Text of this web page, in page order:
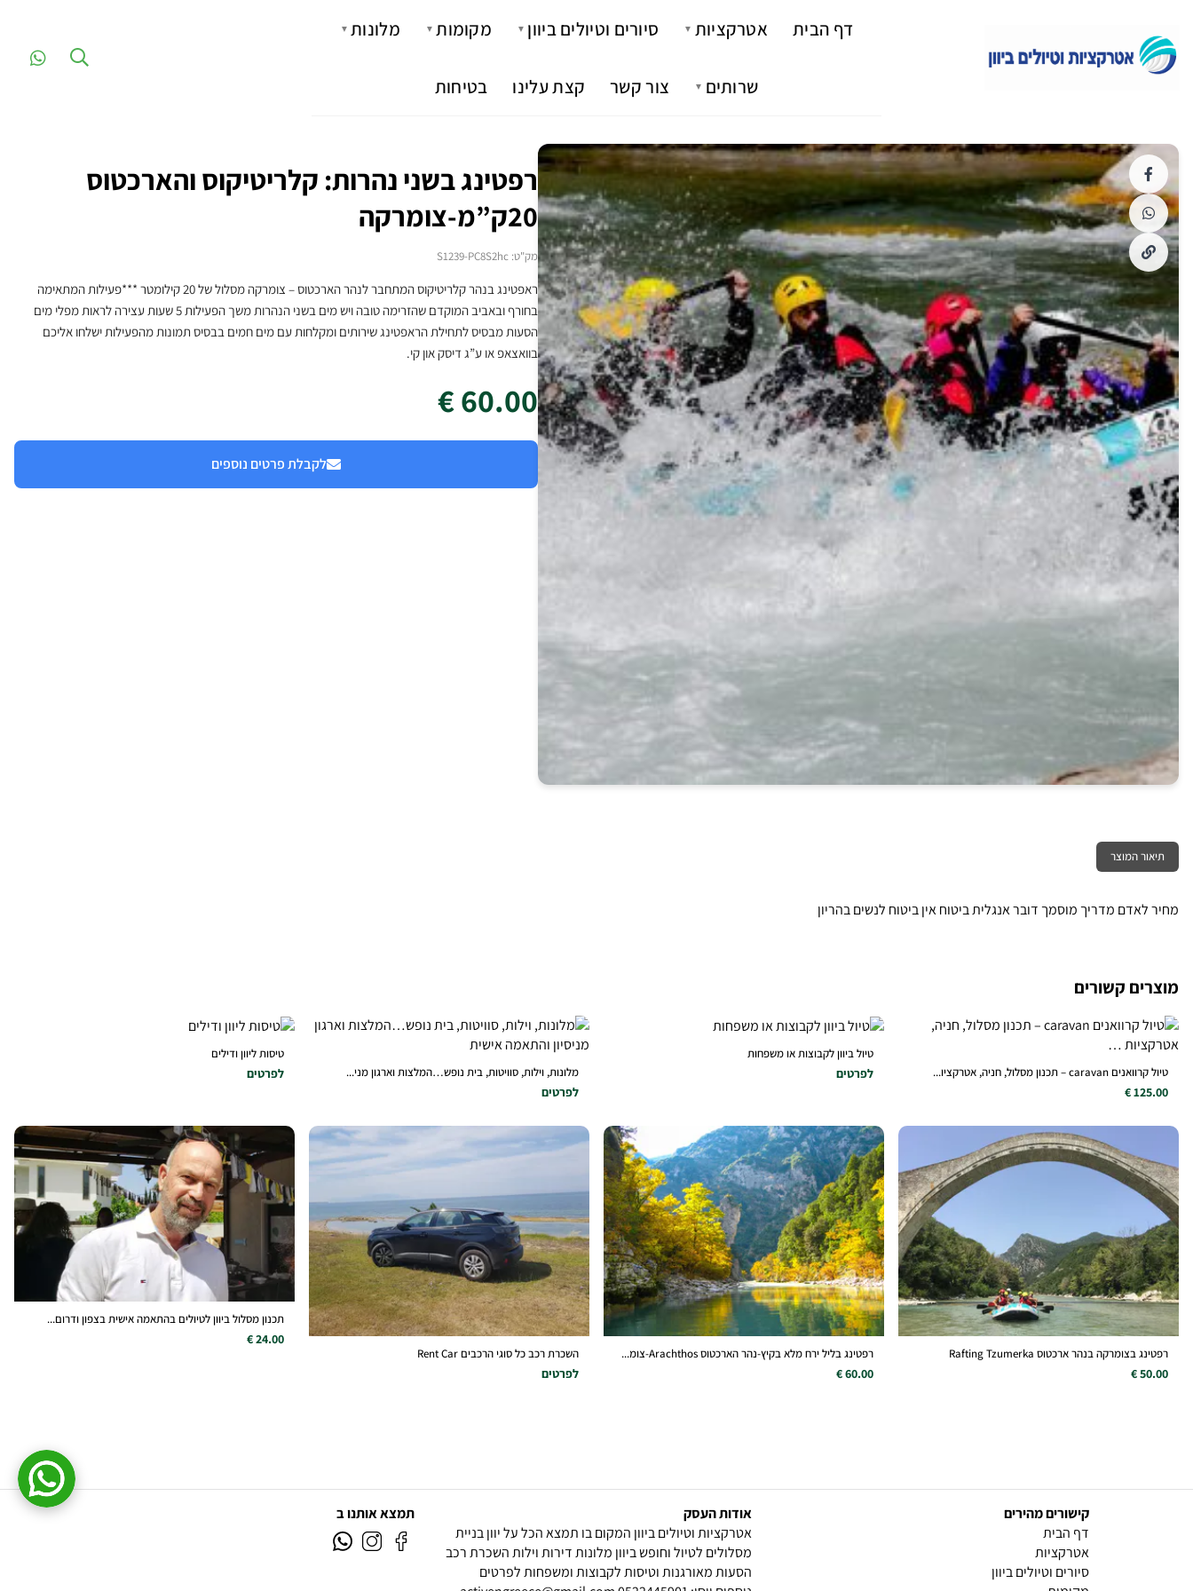
דף הבית אטרקציות ▼ סיורים וטיולים ביוון ▼ מקומות ▼ מלונות ▼
שרותים ▼ צור קשר קצת עלינו בטיחות
רפטינג בשני נהרות: קלריטיקוס והארכטוס
20ק”מ-צומרקה
מק"ט: S1239-PC8S2hc
ראפטינג בנהר קלריטיקוס המתחבר לנהר הארכטוס – צומרקה מסלול של 20 קילומטר ***פעילות המתאימה
בחורף ובאביב המוקדם שהזרימה טובה ויש מים בשני הנהרות משך הפעילות 5 שעות עצירה לראות מפלי מים
הסעות מבסיס לתחילת הראפטינג שירותים ומקלחות עם מים חמים בבסיס תמונות מהפעילות ישלחו אליכם
בוואצאפ או ע”ג דיסק און קי.
60.00 €
לקבלת פרטים נוספים
תיאור המוצר
מחיר לאדם מדריך מוסמך דובר אנגלית ביטוח אין ביטוח לנשים בהריון
מוצרים קשורים
טיול קרוואנים caravan – תכנון מסלול, חניה, אטרקציו...
125.00 €
טיול ביוון לקבוצות או משפחות
לפרטים מלונות, וילות, סוויטות, בית נופש…המלצות וארגון מני...
לפרטים
טיסות ליוון ודילים
לפרטים
רפטינג בצומרקה בנהר ארכטוס Rafting Tzumerka
50.00 €
רפטינג בליל ירח מלא בקיץ-נהר הארכטוס Arachthos-צומ...
60.00 €
השכרת רכב כל סוגי הרכבים Rent Car
לפרטים
תכנון מסלול ביוון לטיולים בהתאמה אישית בצפון ודרום...
24.00 €
קישורים מהירים
דף הבית
אטרקציות
סיורים וטיולים ביוון
אודות העסק
אטרקציות וטיולים ביוון המקום בו תמצא הכל על יוון בניית
מסלולים לטיול וחופש ביוון מלונות דירות וילות השכרת רכב
הסעות מאורגנות וטיסות לקבוצות ומשפחות לפרטים
תמצא אותנו ב